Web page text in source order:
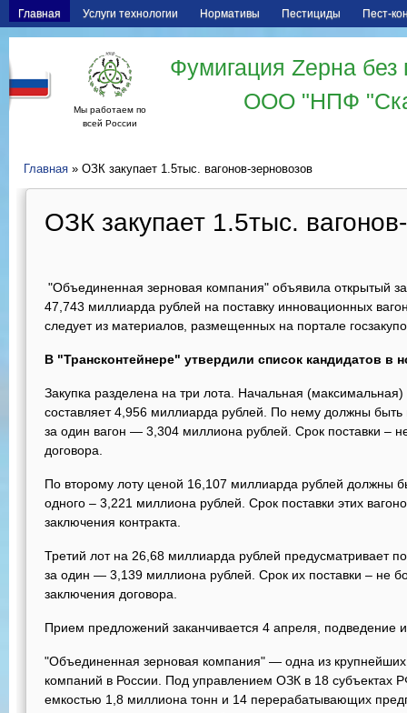
Главная Услуги технологии Нормативы Пестициды Пест-
Мы работаем по
всей России
Фумигация Zерна
ООО "НПФ
Главная » ОЗК закупает 1.5тыс. вагонов-зерновозов
ОЗК закупает 1.5тыс.
"Объединенная зерновая компания" объявила открытый
47,743 миллиарда рублей на поставку инновационных
следует из материалов, размещенных на портале
В "Трансконтейнере" утвердили список кандидатов в
Закупка разделена на три лота. Начальная (максимальная)
составляет 4,956 миллиарда рублей. По нему должны
за один вагон — 3,304 миллиона рублей. Срок поставки –
договора.
По второму лоту ценой 16,107 миллиарда рублей должны
одного – 3,221 миллиона рублей. Срок поставки этих
заключения контракта.
Третий лот на 26,68 миллиарда рублей предусматривает
за один — 3,139 миллиона рублей. Срок их поставки – не
заключения договора.
Прием предложений заканчивается 4 апреля, подведение
"Объединенная зерновая компания" — одна из крупнейших
компаний в России. Под управлением ОЗК в 18 субъектах
емкостью 1,8 миллиона тонн и 14 перерабатывающих